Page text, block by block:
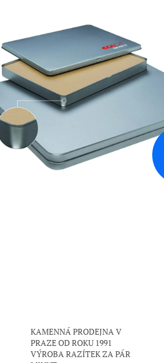
KAMENNÁ PRODEJNA V
PRAZE OD ROKU 1991
VÝROBA RAZÍTEK ZA PÁR